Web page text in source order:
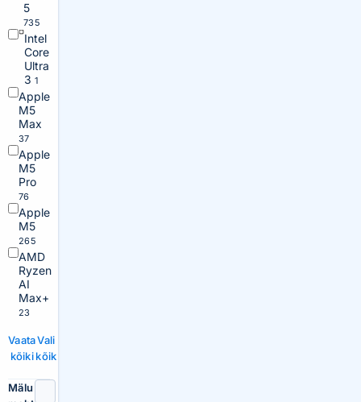
5
735
Intel
Core
Ultra
3 1
Apple
M5
Max
37
Apple
M5
Pro
76
Apple
M5
265
AMD
Ryzen
AI
Max+
23
Vaata
kõiki
Vali
kõik
Mälu